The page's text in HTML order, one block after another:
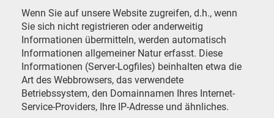
Wenn Sie auf unsere Website zugreifen, d.h., wenn
Sie sich nicht registrieren oder anderweitig
Informationen übermitteln, werden automatisch
Informationen allgemeiner Natur erfasst. Diese
Informationen (Server-Logfiles) beinhalten etwa die
Art des Webbrowsers, das verwendete
Betriebssystem, den Domainnamen Ihres Internet-
Service-Providers, Ihre IP-Adresse und ähnliches.